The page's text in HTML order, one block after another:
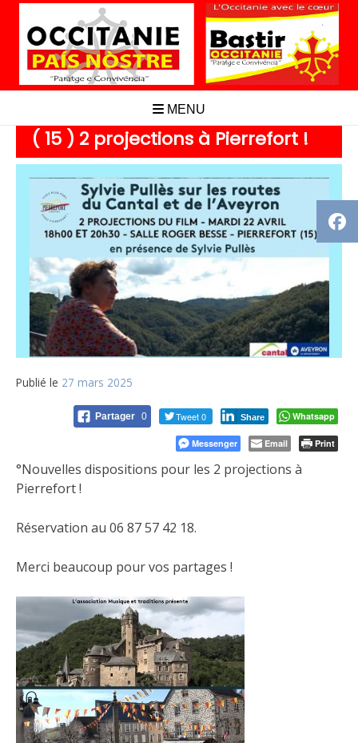
Aller
contenu
MENU
( 15 ) 2 projections à Pierrefort !
Publié le 27 mars 2025
Partager 0 Tweet 0 Share Whatsapp
Messenger Email Print
°Nouvelles dispositions pour les 2 projections à
Pierrefort !
Réservation au 06 87 57 42 18.
Merci beaucoup pour vos partages !